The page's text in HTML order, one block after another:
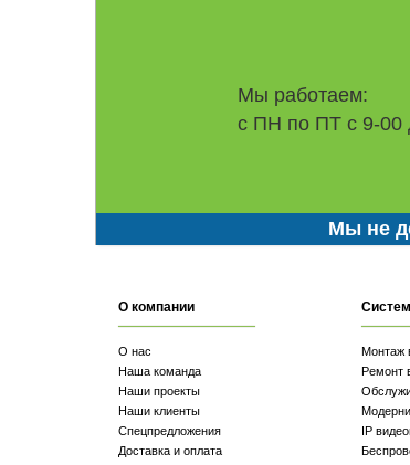
Мы работаем:
с ПН по ПТ с 9-00
Мы не
О компании
О нас
Наша команда
Наши проекты
Наши клиенты
Спецпредложения
Доставка и оплата
Монтаж
Ремонт
IP